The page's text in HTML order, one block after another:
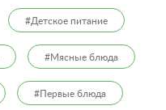
#Детское питание
#Мясные блюда
#Первые блюда